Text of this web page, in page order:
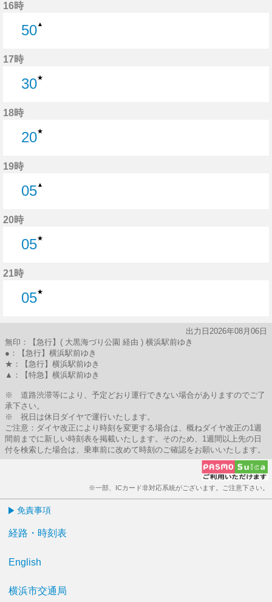
16時
50▲
17時
30★
18時
20★
19時
05▲
20時
05★
21時
05★
出力日2026年08月06日
無印：【急行】( 大黒海づり公園 経由 ) 横浜駅前ゆき
●：【急行】横浜駅前ゆき
★：【急行】横浜駅前ゆき
▲：【特急】横浜駅前ゆき
※ 道路渋滞等により、予定どおり運行できない場合がありますのでご了
承下さい。
※ 祝日は休日ダイヤで運行いたします。
ご注意：ダイヤ改正により時刻を変更する場合は、概ねダイヤ改正の1週
間前までに新しい時刻表を掲載いたします。そのため、1週間以上先の日
付を検索した場合は、乗車前に改めて時刻のご確認をお願いいたします。
※一部、ICカード非対応系統がございます。ご注意下さい。
免責事項
経路・時刻表
English
横浜市交通局